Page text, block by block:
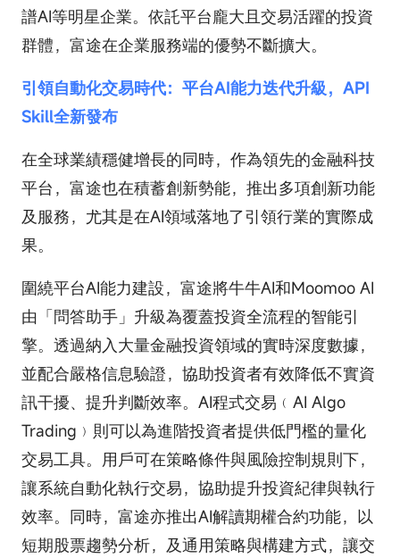
譜AI等明星企業。依託平台龐大且交易活躍的投資
群體，富途在企業服務端的優勢不斷擴大。
引領自動化交易時代：平台AI能力迭代升級，API
Skill全新發布
在全球業績穩健增長的同時，作為領先的金融科技
平台，富途也在積蓄創新勢能，推出多項創新功能
及服務，尤其是在AI領域落地了引領行業的實際成
果。
圍繞平台AI能力建設，富途將牛牛AI和Moomoo AI
由「問答助手」升級為覆蓋投資全流程的智能引
擎。透過納入大量金融投資領域的實時深度數據，
並配合嚴格信息驗證，協助投資者有效降低不實資
訊干擾、提升判斷效率。AI程式交易﹙AI Algo
Trading﹚則可以為進階投資者提供低門檻的量化
交易工具。用戶可在策略條件與風險控制規則下，
讓系統自動化執行交易，協助提升投資紀律與執行
效率。同時，富途亦推出AI解讀期權合約功能，以
短期股票趨勢分析，及通用策略與構建方式，讓交